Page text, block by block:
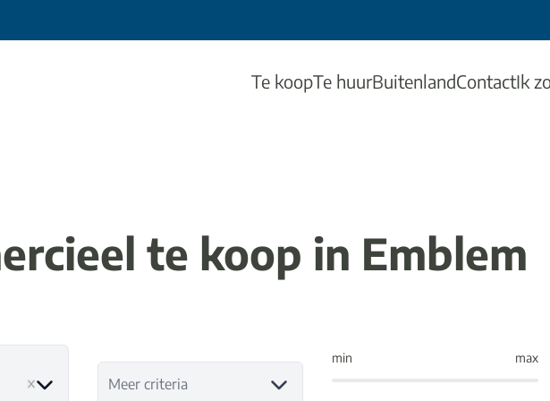
Te koopTe huurBuitenlandContactIk
te koop in Emblem
Meer criteria
min max